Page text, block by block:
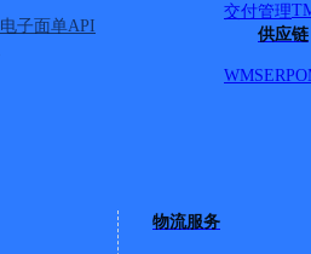
电子面单API
交付管理
供应链
WMSERP
物流服务